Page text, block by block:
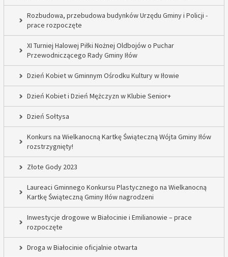
Rozbudowa, przebudowa budynków Urzędu Gminy i Policji -
prace rozpoczęte
XI Turniej Halowej Piłki Nożnej Oldbojów o Puchar
Przewodniczącego Rady Gminy Iłów
Dzień Kobiet w Gminnym Ośrodku Kultury w Iłowie
Dzień Kobiet i Dzień Mężczyzn w Klubie Senior+
Dzień Sołtysa
Konkurs na Wielkanocną Kartkę Świąteczną Wójta Gminy Iłów
rozstrzygnięty!
Złote Gody 2023
Laureaci Gminnego Konkursu Plastycznego na Wielkanocną
Kartkę Świąteczną Gminy Iłów nagrodzeni
Inwestycje drogowe w Białocinie i Emilianowie – prace
rozpoczęte
Droga w Białocinie oficjalnie otwarta